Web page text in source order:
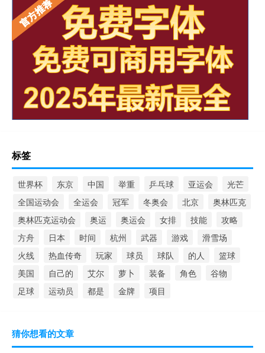
标签
世界杯 东京 中国 举重 乒乓球 亚运会
光芒
全国运动会
全运会 冠军 冬奥会 北京
奥林匹克
奥林匹克运动会
奥运 奥运会 女排 技能
攻略
方舟
日本 时间 杭州 武器 游戏
滑雪场
火线
热血传奇 玩家 球员 球队 的人
篮球
美国
自己的 艾尔 萝卜 装备 角色
谷物
足球
运动员 都是 金牌 项目
猜你想看的文章